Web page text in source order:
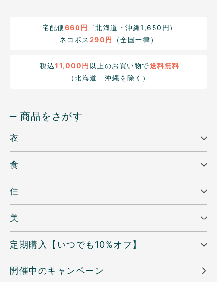
宅配便660円
（北海道・沖縄1,650円）
ネコポス 290円 （全国一律）
税込11,000円 以上のお買い物で送料無料
（北海道・沖縄を除く）
─ 商品をさがす
衣
食
住
美
定期購入【いつでも10%オフ】
開催中のキャンペーン